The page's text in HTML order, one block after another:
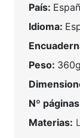
País:
Idioma:
Peso:
Nº
Materias: